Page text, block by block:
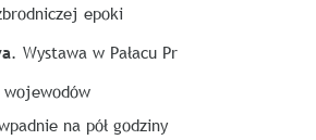
epoki
. Wystawa w Pałacu Pr
na pół godziny